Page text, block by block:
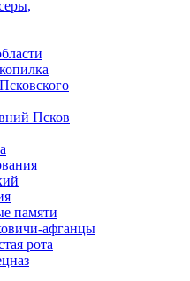
Псков
памяти
афганцы
рота